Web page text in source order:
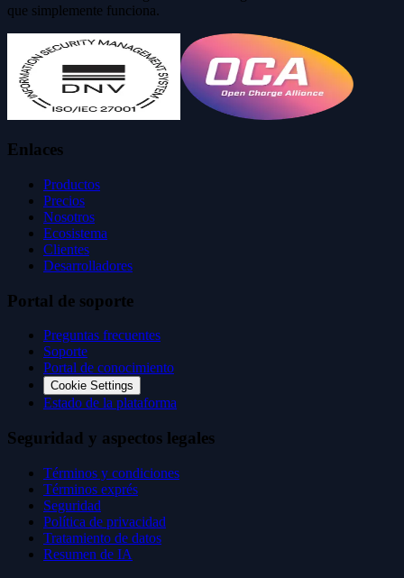
que simplemente funciona.
Enlaces
Productos
Precios
Nosotros
Ecosistema
Clientes
Desarrolladores
Portal de soporte
Preguntas frecuentes
Soporte
Portal de conocimiento
Cookie Settings
Estado de la plataforma
Seguridad y aspectos legales
Términos y condiciones
Términos exprés
Seguridad
Política de privacidad
Tratamiento de datos
Resumen de IA